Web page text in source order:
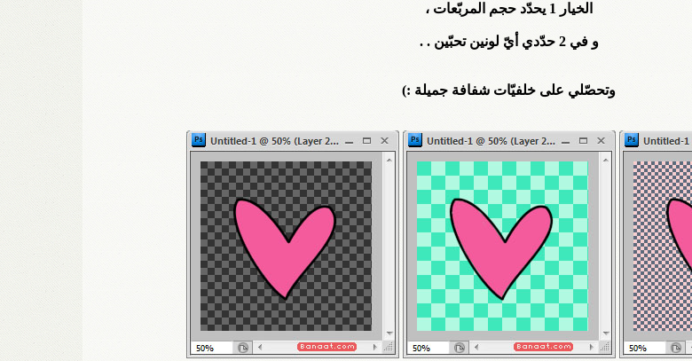
الخيار 1 يحدّد حجم المربّعات ،
و في 2 حدّدي أيّ لونين تحبّين . .
وتحصّلي على خلفيّات شفافة جميلة :)